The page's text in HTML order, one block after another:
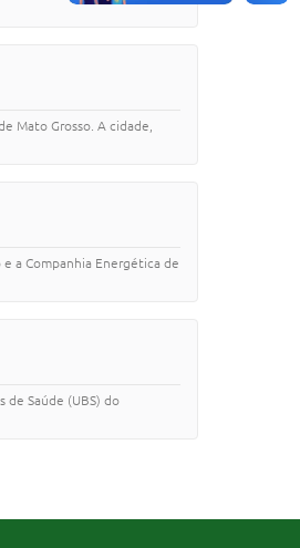
Mato Grosso. A cidade,
a Companhia Energética de
de Saúde (UBS) do